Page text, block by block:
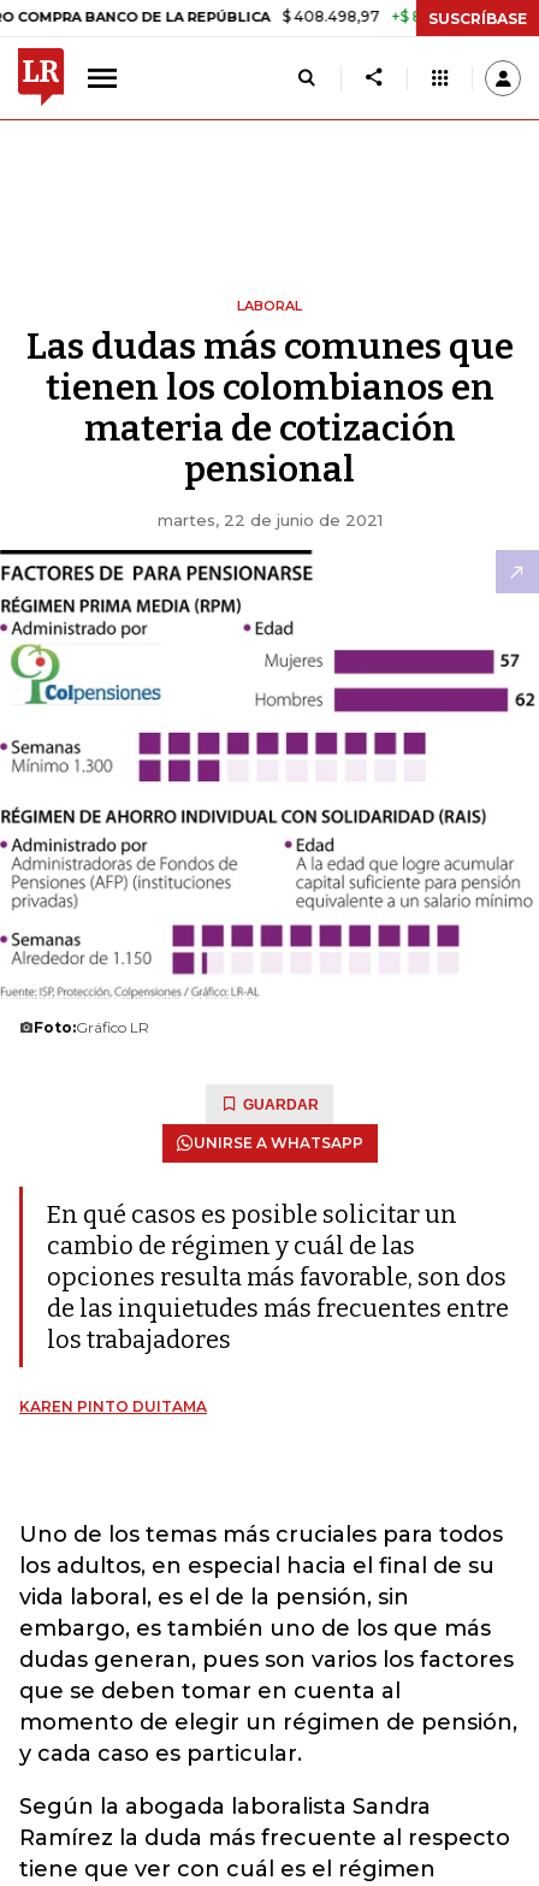
BANCO DE LA REPÚBLICA $ 408.498,97 +$ 8.753,81 +2,19%
SUSCRÍBASE
LABORAL
Las dudas más comunes que
tienen los colombianos en
materia de cotización
pensional
martes, 22 de junio de 2021
Foto:Gráfico LR
GUARDAR
UNIRSE A WHATSAPP
En qué casos es posible solicitar un
cambio de régimen y cuál de las
opciones resulta más favorable, son dos
de las inquietudes más frecuentes entre
los trabajadores
KAREN PINTO DUITAMA
Uno de los temas más cruciales para todos
los adultos, en especial hacia el final de su
vida laboral, es el de la pensión, sin
embargo, es también uno de los que más
dudas generan, pues son varios los factores
que se deben tomar en cuenta al
momento de elegir un régimen de pensión,
y cada caso es particular.
Según la abogada laboralista Sandra
Ramírez la duda más frecuente al respecto
tiene que ver con cuál es el régimen